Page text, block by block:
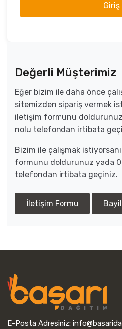
Giriş
Değerli Müşterimiz
Eğer bizim ile daha önce
sitemizden sipariş vermek
iletişim formunu
nolu telefondan irtibata
Bizim ile çalışmak
formunu doldurunuz yada
telefondan irtibata geçiniz.
İletişim Formu
E-Posta Adresiniz: